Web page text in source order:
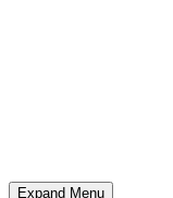
Expand Menu